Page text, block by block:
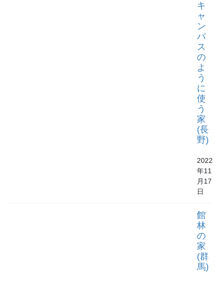
キ
ャ
ン
バ
ス
の
よ
う
に
使
う
家
(長
野)
2022
年11
月17
日
館
林
の
家
(群
馬)